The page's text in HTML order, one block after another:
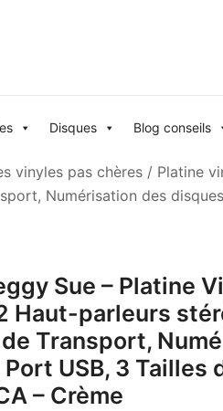
Disques Blog conseils
vinyles pas chères / Platine
Numérisation des
Sue – Platine
Haut-parleurs
Transport,
USB, 3 Tailles
– Crème